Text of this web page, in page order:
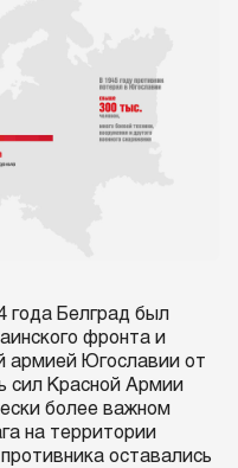
года Белград был
фронта и
армией Югославии от
сил Красной Армии
более важном
на территории
оставались